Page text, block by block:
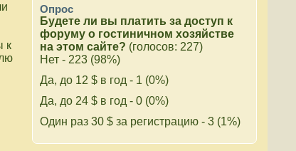
к
Опрос
Будете ли вы платить за доступ к
форуму о гостиничном хозяйстве
на этом сайте? (голосов: 227)
Нет - 223 (98%)
Да, до 12 $ в год - 1 (0%)
Да, до 24 $ в год - 0 (0%)
Один раз 30 $ за регистрацию - 3 (1%)